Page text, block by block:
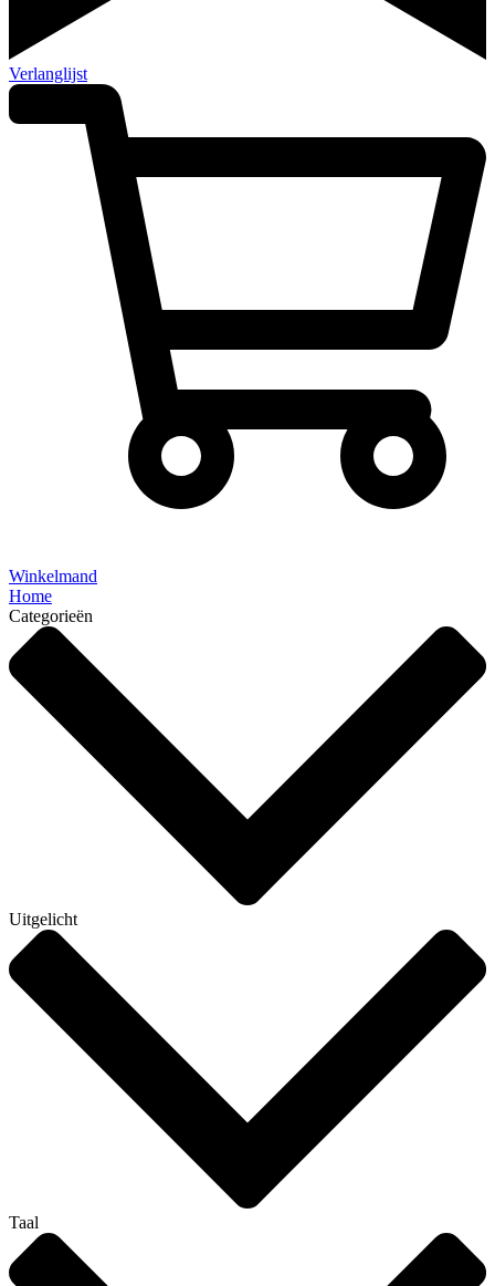
Verlanglijst
Winkelmand
Home
Categorieën
Uitgelicht
Taal